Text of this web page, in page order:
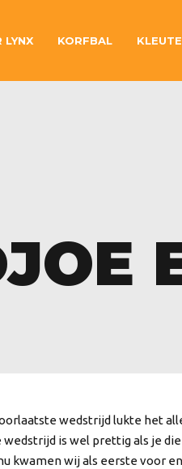
LYNX KORFBAL
wedstrijd lukte het
is wel prettig als je
kwamen wij als eerste voor